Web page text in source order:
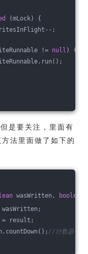
(mLock) {
;
!= null ) {
是要关注，里面有
法里面做了如下的
wasWritten, boolean
wasWritten;
//计数器-1